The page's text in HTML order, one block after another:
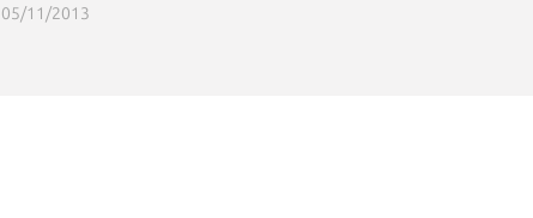
05/11/2013